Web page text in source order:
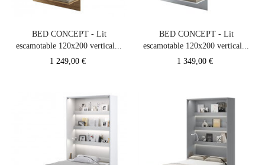
BED CONCEPT - Lit
escamotable 120x200 vertical...
Prix
1 249,00 €
BED CONCEPT - Lit
escamotable 120x200 vertical...
Prix
1 349,00 €